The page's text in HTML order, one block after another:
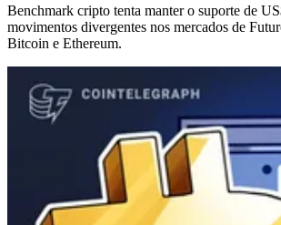
Benchmark cripto tenta manter o suporte de
movimentos divergentes nos mercados de
Bitcoin e Ethereum.